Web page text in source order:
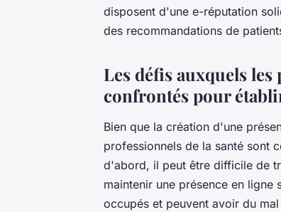
disposent d'une e-réputation
des recommandations de
Les défis auxquels
confrontés pour
Bien que la création d'une
professionnels de la santé sont
d'abord, il peut être difficile de
maintenir une présence en
occupés et peuvent avoir du